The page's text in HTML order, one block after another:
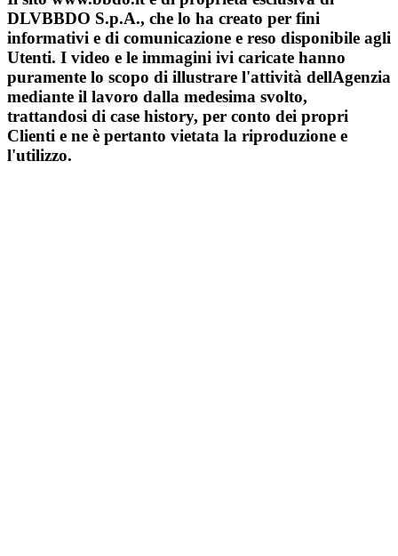
DLVBBDO S.p.A., che lo ha creato per fini
informativi e di comunicazione e reso disponibile agli
Utenti. I video e le immagini ivi caricate hanno
puramente lo scopo di illustrare l'attività dellAgenzia
mediante il lavoro dalla medesima svolto,
trattandosi di case history, per conto dei propri
Clienti e ne è pertanto vietata la riproduzione e
l'utilizzo.